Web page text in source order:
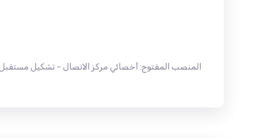
المنصب المفتوح: أخصائي مركز الاتصال - تشكيل